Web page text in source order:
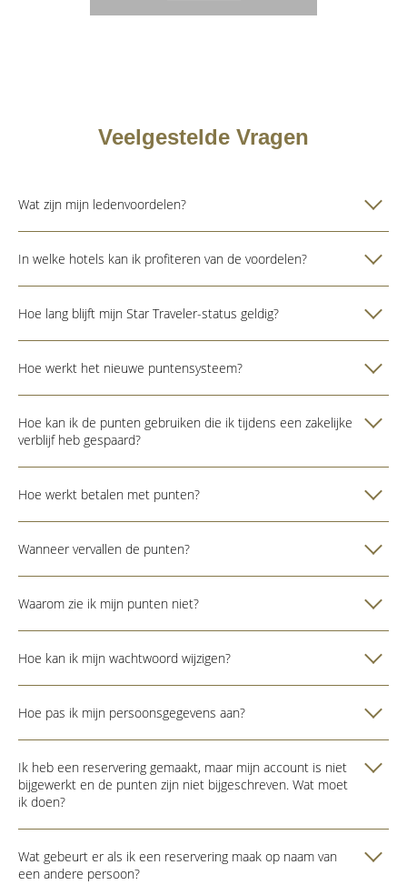
Veelgestelde Vragen
Wat zijn mijn ledenvoordelen?
In welke hotels kan ik profiteren van de voordelen?
Hoe lang blijft mijn Star Traveler-status geldig?
Hoe werkt het nieuwe puntensysteem?
Hoe kan ik de punten gebruiken die ik tijdens een zakelijke
verblijf heb gespaard?
Hoe werkt betalen met punten?
Wanneer vervallen de punten?
Waarom zie ik mijn punten niet?
Hoe kan ik mijn wachtwoord wijzigen?
Hoe pas ik mijn persoonsgegevens aan?
Ik heb een reservering gemaakt, maar mijn account is niet
bijgewerkt en de punten zijn niet bijgeschreven. Wat moet
ik doen?
Wat gebeurt er als ik een reservering maak op naam van
een andere persoon?